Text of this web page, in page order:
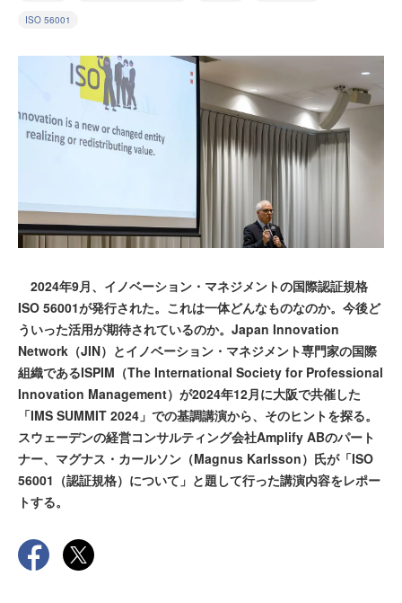
ISO 56001
2024年9月、イノベーション・マネジメントの国際認証規格
ISO 56001が発行された。これは一体どんなものなのか。今後ど
ういった活用が期待されているのか。Japan Innovation
Network（JIN）とイノベーション・マネジメント専門家の国際
組織であるISPIM（The International Society for Professional
Innovation Management）が2024年12月に大阪で共催した
「IMS SUMMIT 2024」での基調講演から、そのヒントを探る。
スウェーデンの経営コンサルティング会社Amplify ABのパート
ナー、マグナス・カールソン（Magnus Karlsson）氏が「ISO
56001（認証規格）について」と題して行った講演内容をレポー
トする。